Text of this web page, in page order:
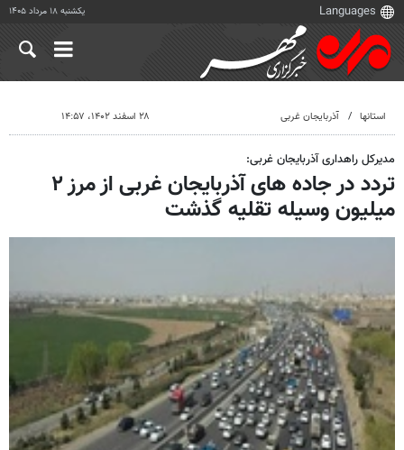
یکشنبه ۱۸ مرداد ۱۴۰۵
استانها آذربایجان غربی ۲۸ اسفند ۱۴۰۲، ۱۴:۵۷
مدیرکل راهداری آذربایجان غربی:
تردد در جاده های آذربایجان غربی از مرز ۲
میلیون وسیله تقلیه گذشت